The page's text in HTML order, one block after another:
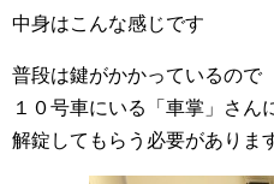
中身はこんな感じです
普段は鍵がかかっているので
１０号車にいる「車掌」さん
解錠してもらう必要がありま